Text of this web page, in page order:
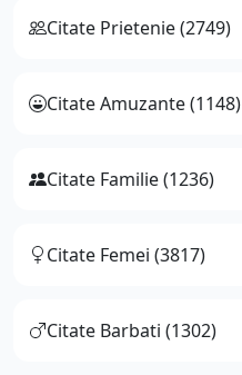
Citate Prietenie (2749)
Citate Amuzante (1148)
Citate Familie (1236)
Citate Femei (3817)
Citate Barbati (1302)